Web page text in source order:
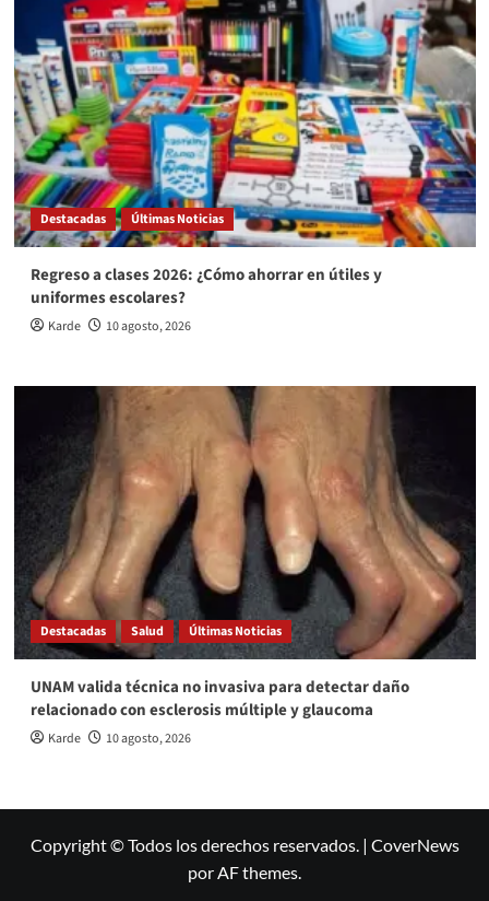
Destacadas Últimas Noticias
Regreso a clases 2026: ¿Cómo ahorrar en útiles y
uniformes escolares?
Karde 10 agosto, 2026
Destacadas Salud Últimas Noticias
UNAM valida técnica no invasiva para detectar daño
relacionado con esclerosis múltiple y glaucoma
Karde 10 agosto, 2026
Copyright © Todos los derechos reservados. | CoverNews
por AF themes.